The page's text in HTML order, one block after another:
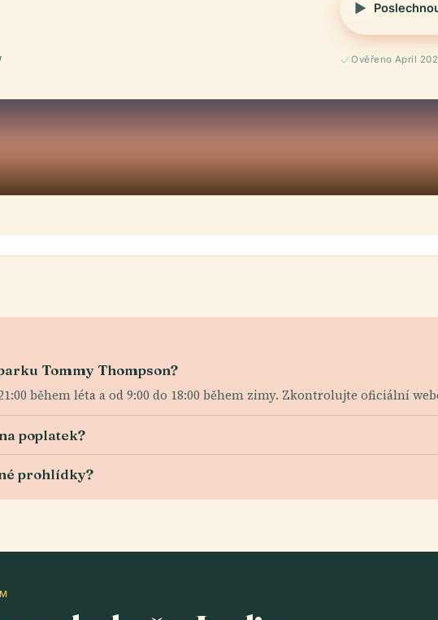
Ověřeno April
Tommy Thompson?
během léta a od 9:00 do 18:00 během zimy. Zkontrolujte oficiální
poplatek?
prohlídky?